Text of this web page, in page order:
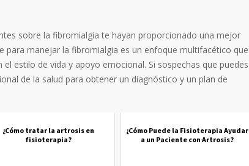
sobre la fibromialgia te hayan proporcionado una mejor
para manejar la fibromialgia es un enfoque multifacético que
estilo de vida y apoyo emocional. Si sospechas que puedes
de la salud para obtener un diagnóstico y un plan de
¿Cómo tratar la artrosis en
fisioterapia?
¿Cómo Puede la Fisioterapia Ayudar
a un Paciente con Artrosis?